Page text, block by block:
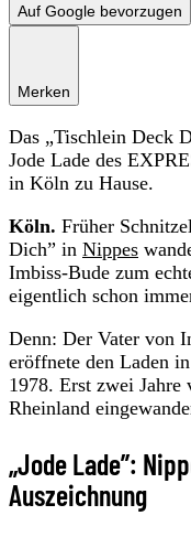
Auf Google bevorzugen
Merken
Das „Tischlein Deck
Jode Lade des
in Köln zu Hause.
Köln. Früher
Dich” in Nippes
Imbiss-Bude zum
eigentlich schon
Denn: Der Vater von
eröffnete den Laden
1978. Erst zwei Jahre
Rheinland
„Jode Lade”:
Auszeichnung